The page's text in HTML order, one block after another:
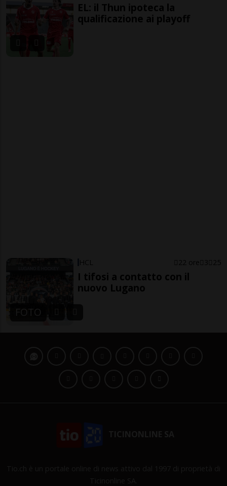
EL: il Thun ipoteca la
qualificazione ai playoff
FOTO
HCL 22 ore 3 25
I tifosi a contatto con il
nuovo Lugano